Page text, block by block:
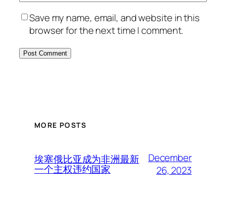
Save my name, email, and website in this
browser for the next time I comment.
MORE POSTS
埃塞俄比亚成为非洲最新
一个主权违约国家
December
26, 2023